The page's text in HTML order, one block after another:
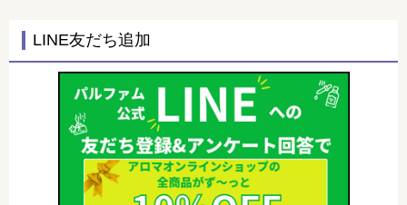
LINE友だち追加